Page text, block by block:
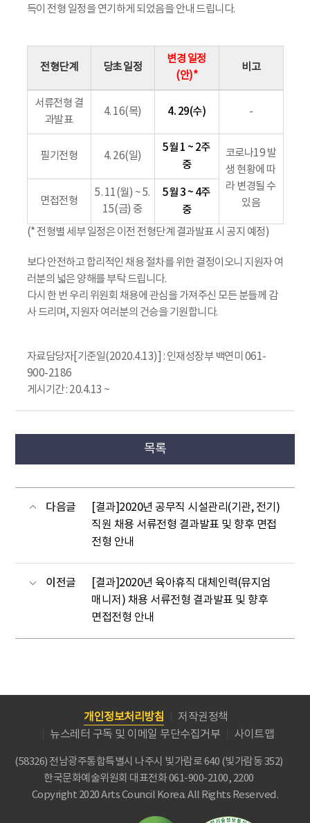
득이 전형 일정을 연기하게 되었음을 안내 드립니다.
전형단계 당초 일정
변경 일정
(안)*
비고
서류전형 결
과발표
4. 16(목) 4. 29(수) -
필기전형 4. 26(일)
5월 1 ~ 2주
중
코로나19 발
생 현황에 따
라 변경될 수
있음
면접전형
5. 11(월) ~ 5.
15(금) 중
5월 3 ~ 4주
중
(* 전형별 세부 일정은 이전 전형단계 결과발표 시 공지 예정)
보다 안전하고 합리적인 채용 절차를 위한 결정이오니 지원자 여
러분의 넓은 양해를 부탁 드립니다.
다시 한 번 우리 위원회 채용에 관심을 가져주신 모든 분들께 감
사 드리며, 지원자 여러분의 건승을 기원합니다.
자료담당자[기준일(2020.4.13)] : 인재성장부 백연미 061-
900-2186
게시기간 : 20.4.13 ~
목록
다음글
[결과]2020년 공무직 시설관리(기관, 전기)
직원 채용 서류전형 결과발표 및 향후 면접
전형 안내
이전글
[결과]2020년 육아휴직 대체인력(뮤지엄
매니저) 채용 서류전형 결과발표 및 향후
면접전형 안내
개인정보처리방침
저작권정책
뉴스레터 구독 및 이메일 무단수집거부
사이트맵
(58326) 전남광주통합특별시 나주시 빛가람로 640 (빛가람동 352)
한국문화예술위원회 대표전화 061-900-2100, 2200
Copyright 2020 Arts Council Korea. All Rights Reserved.